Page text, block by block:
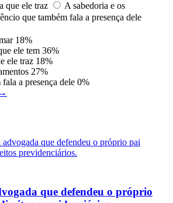
que ele traz
A sabedoria e os
que também fala a presença dele
18%
ele tem 36%
ele traz 18%
27%
a presença dele 0%
que defendeu o próprio